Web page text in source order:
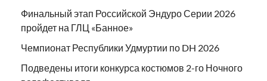
Финальный этап Российской Эндуро Серии 2026
пройдет на ГЛЦ «Банное»
Чемпионат Республики Удмуртии по DH 2026
Подведены итоги конкурса костюмов 2-го Ночного